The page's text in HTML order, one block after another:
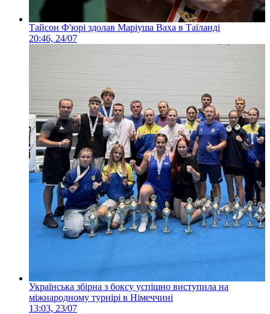
Тайсон Ф'юрі здолав Маріуша Ваха в Таїланді
20:46, 24/07
Українська збірна з боксу успішно виступила на
міжнародному турнірі в Німеччині
13:03, 23/07